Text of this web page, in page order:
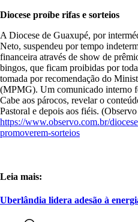
Diocese proíbe rifas e sorteios
A Diocese de Guaxupé, por
Neto, suspendeu por tempo
financeira através de show de
bingos, que ficam proibidas por
tomada por recomendação do
(MPMG). Um comunicado interno
Cabe aos párocos, revelar o
Pastoral e depois aos fiéis. (Observo
https://www.observo.com.br/
promoverem-sorteios
Leia mais:
Uberlândia lidera adesão à